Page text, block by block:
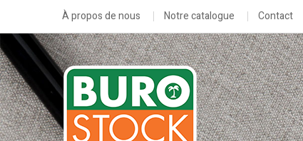
À propos de nous Notre catalogue Contact